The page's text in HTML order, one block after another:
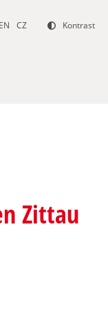
EN CZ Kontrast
Zittau